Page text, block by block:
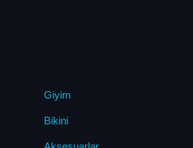
Giyim
Bikini